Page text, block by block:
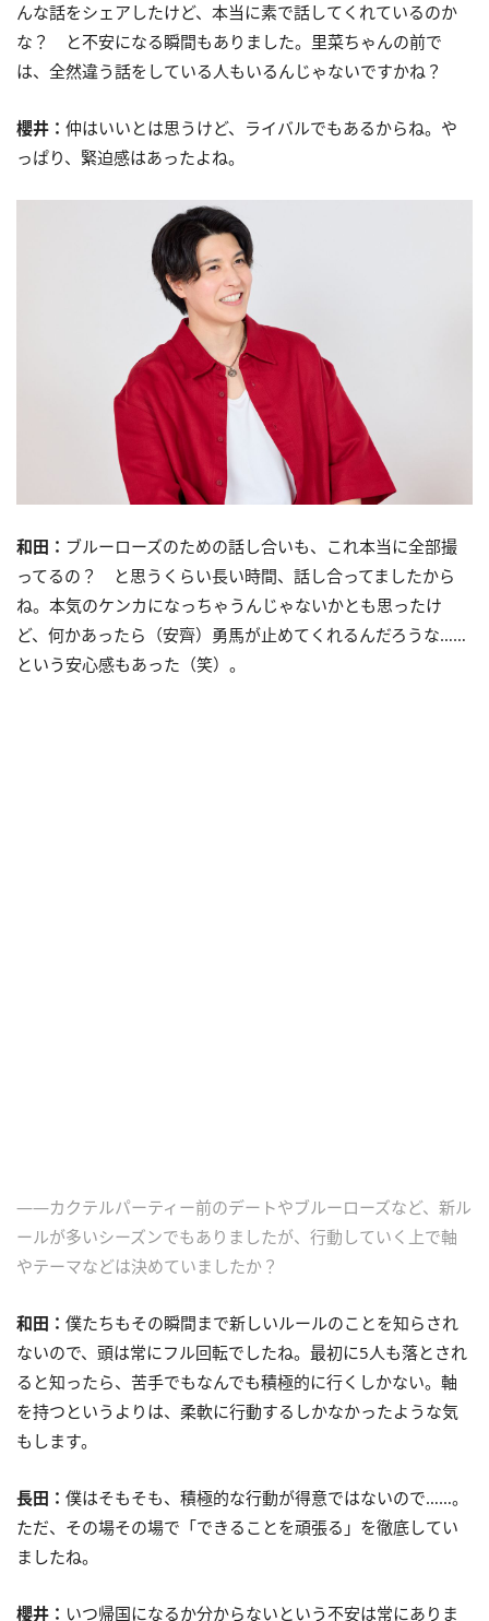
んな話をシェアしたけど、本当に素で話してくれているのか
な？ と不安になる瞬間もありました。里菜ちゃんの前で
は、全然違う話をしている人もいるんじゃないですかね？
櫻井： 仲はいいとは思うけど、ライバルでもあるからね。や
っぱり、緊迫感はあったよね。
和田： ブルーローズのための話し合いも、これ本当に全部撮
ってるの？ と思うくらい長い時間、話し合ってましたから
ね。本気のケンカになっちゃうんじゃないかとも思ったけ
ど、何かあったら（安齊）勇馬が止めてくれるんだろうな……
という安心感もあった（笑）。
――カクテルパーティー前のデートやブルーローズなど、新ル
ールが多いシーズンでもありましたが、行動していく上で軸
やテーマなどは決めていましたか？
和田： 僕たちもその瞬間まで新しいルールのことを知らされ
ないので、頭は常にフル回転でしたね。最初に5人も落とされ
ると知ったら、苦手でもなんでも積極的に行くしかない。軸
を持つというよりは、柔軟に行動するしかなかったような気
もします。
長田： 僕はそもそも、積極的な行動が得意ではないので……。
ただ、その場その場で「できることを頑張る」を徹底してい
ましたね。
櫻井： いつ帰国になるか分からないという不安は常にありま